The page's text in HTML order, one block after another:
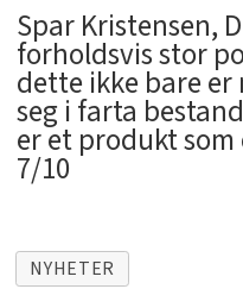
Spar Kristensen,
forholdsvis stor
dette ikke bare
seg i farta
er et produkt som
7/10
NYHETER